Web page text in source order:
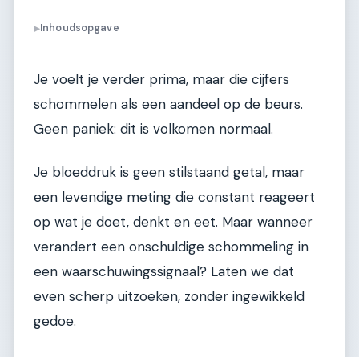
▶Inhoudsopgave
Je voelt je verder prima, maar die cijfers
schommelen als een aandeel op de beurs.
Geen paniek: dit is volkomen normaal.
Je bloeddruk is geen stilstaand getal, maar
een levendige meting die constant reageert
op wat je doet, denkt en eet. Maar wanneer
verandert een onschuldige schommeling in
een waarschuwingssignaal? Laten we dat
even scherp uitzoeken, zonder ingewikkeld
gedoe.